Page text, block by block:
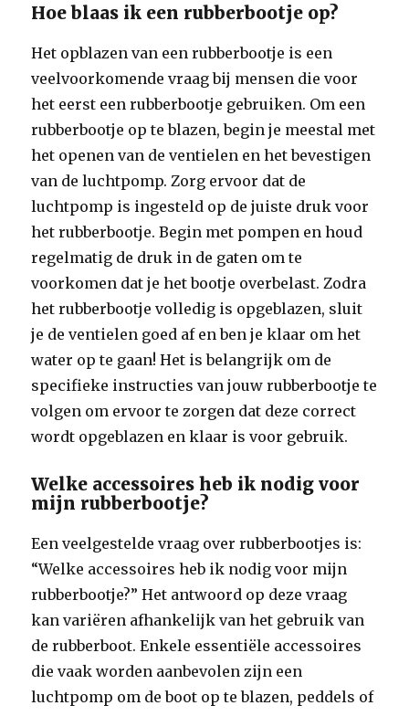
Hoe blaas ik een rubberbootje op?
Het opblazen van een rubberbootje is een
veelvoorkomende vraag bij mensen die voor
het eerst een rubberbootje gebruiken. Om een
rubberbootje op te blazen, begin je meestal met
het openen van de ventielen en het bevestigen
van de luchtpomp. Zorg ervoor dat de
luchtpomp is ingesteld op de juiste druk voor
het rubberbootje. Begin met pompen en houd
regelmatig de druk in de gaten om te
voorkomen dat je het bootje overbelast. Zodra
het rubberbootje volledig is opgeblazen, sluit
je de ventielen goed af en ben je klaar om het
water op te gaan! Het is belangrijk om de
specifieke instructies van jouw rubberbootje te
volgen om ervoor te zorgen dat deze correct
wordt opgeblazen en klaar is voor gebruik.
Welke accessoires heb ik nodig voor
mijn rubberbootje?
Een veelgestelde vraag over rubberbootjes is:
“Welke accessoires heb ik nodig voor mijn
rubberbootje?” Het antwoord op deze vraag
kan variëren afhankelijk van het gebruik van
de rubberboot. Enkele essentiële accessoires
die vaak worden aanbevolen zijn een
luchtpomp om de boot op te blazen, peddels of